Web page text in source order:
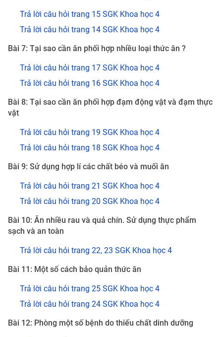
Trả lời câu hỏi trang 15 SGK Khoa học 4
Trả lời câu hỏi trang 14 SGK Khoa học 4
Bài 7: Tại sao cần ăn phối hợp nhiều loại thức ăn ?
Trả lời câu hỏi trang 17 SGK Khoa học 4
Trả lời câu hỏi trang 16 SGK Khoa học 4
Bài 8: Tại sao cần ăn phối hợp đạm động vật và đạm thực
vật
Trả lời câu hỏi trang 19 SGK Khoa học 4
Trả lời câu hỏi trang 18 SGK Khoa học 4
Bài 9: Sử dụng hợp lí các chất béo và muối ăn
Trả lời câu hỏi trang 21 SGK Khoa học 4
Trả lời câu hỏi trang 20 SGK Khoa học 4
Bài 10: Ăn nhiều rau và quả chín. Sử dụng thực phẩm
sạch và an toàn
Trả lời câu hỏi trang 22, 23 SGK Khoa học 4
Bài 11: Một số cách bảo quản thức ăn
Trả lời câu hỏi trang 25 SGK Khoa học 4
Trả lời câu hỏi trang 24 SGK Khoa học 4
Bài 12: Phòng một số bệnh do thiếu chất dinh dưỡng